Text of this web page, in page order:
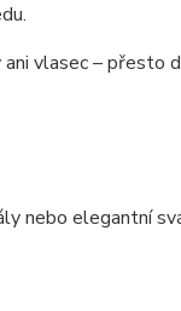
vlasec – přesto
nebo elegantní